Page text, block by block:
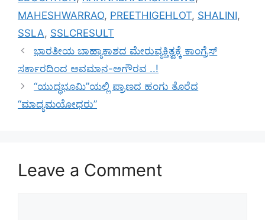
MAHESHWARRAO, PREETHIGEHLOT, SHALINI,
SSLA, SSLCRESULT
ಭಾರತೀಯ ಬಾಹ್ಯಾಕಾಶದ ಮೇರುವ್ಯಕ್ತಿತ್ವಕ್ಕೆ ಕಾಂಗ್ರೆಸ್
ಸರ್ಕಾರದಿಂದ ಅವಮಾನ-ಅಗೌರವ ..!
“ಯುದ್ಧಭೂಮಿ”ಯಲ್ಲಿ ಪ್ರಾಣದ ಹಂಗು ತೊರೆದ
“ಮಾದ್ಯಮಯೋಧರು”
Leave a Comment